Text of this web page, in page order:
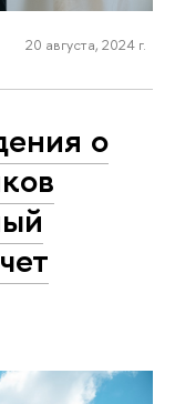
20 августа, 2024 г.
о